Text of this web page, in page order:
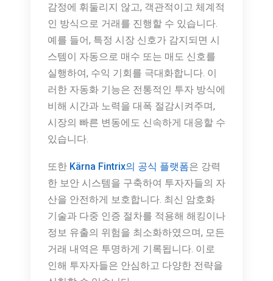
감정에 휘둘리지 않고, 객관적이고 체계적
인 방식으로 거래를 진행할 수 있습니다.
예를 들어, 특정 시장 신호가 감지되면 시
스템이 자동으로 매수 또는 매도 신호를
실행하여, 수익 기회를 극대화합니다. 이
러한 자동화 기능은 전통적인 투자 방식에
비해 시간과 노력을 대폭 절감시켜주며,
시장의 빠른 변동에도 신속하게 대응할 수
있습니다.
또한 Kärna Fintrix의 공식 플랫폼은 강력
한 보안 시스템을 구축하여 투자자들의 자
산을 안전하게 보호합니다. 최신 암호화
기술과 다중 인증 절차를 적용해 해킹이나
정보 유출의 위험을 최소화하였으며, 모든
거래 내역은 투명하게 기록됩니다. 이로
인해 투자자들은 안심하고 다양한 전략을